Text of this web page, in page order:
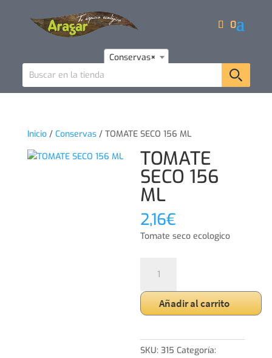
0
×
Conservas
Inicio/ Conservas/ TOMATE SECO 156 ML
TOMATE
SECO 156
ML
2,16€
Tomate seco ecologico
SECO
156
ML
Añadir al carrito
SKU:315 Categoría: